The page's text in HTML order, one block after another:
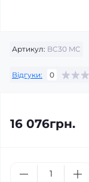
Артикул: BC30 MC
Відгуки: 0
16 076грн.